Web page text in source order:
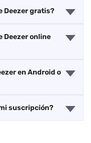
Deezer gratis?
Deezer online
en Android o
suscripción?